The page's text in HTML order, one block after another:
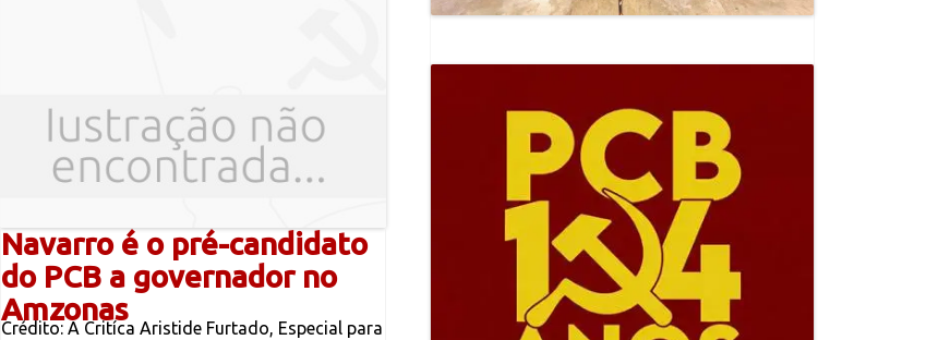
Navarro é o pré-candidato
do PCB a governador no
Amzonas
Crédito: A Critíca Aristide Furtado, Especial para